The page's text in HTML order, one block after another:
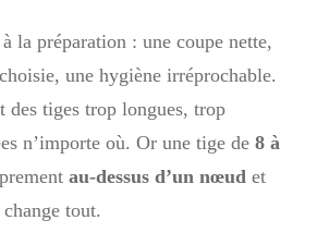
la préparation : une coupe nette,
une hygiène irréprochable.
des tiges trop longues, trop
n’importe où. Or une tige de 8 à
au-dessus d’un nœud et
change tout.